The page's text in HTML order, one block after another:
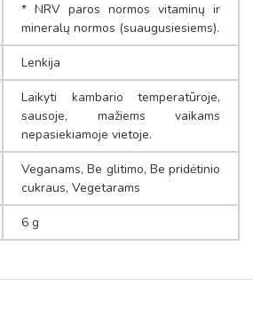
* NRV paros normos vitaminų ir
mineralų normos (suaugusiesiems).
Lenkija
Laikyti kambario temperatūroje,
sausoje, mažiems vaikams
nepasiekiamoje vietoje.
Veganams, Be glitimo, Be pridėtinio
cukraus, Vegetarams
6 g